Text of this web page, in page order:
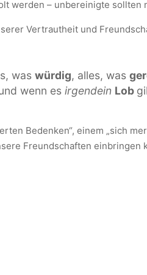
werden – unbereinigte
Vertrautheit und
was würdig, alles, was
wenn es irgendein Lob
Bedenken“, einem „sich
Freundschaften einbringen